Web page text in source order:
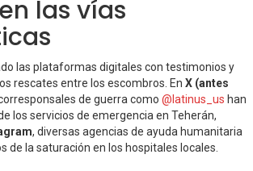
las vías
las plataformas digitales con testimonios y
rescates entre los escombros. En X (antes
de guerra como @latinus_us han
los servicios de emergencia en Teherán,
, diversas agencias de ayuda humanitaria
de la saturación en los hospitales locales.